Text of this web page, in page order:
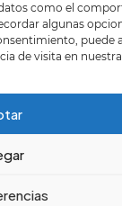
como el
algunas
puede
de visita en